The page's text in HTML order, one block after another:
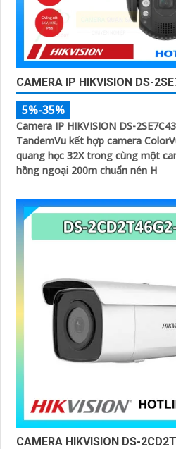
CAMERA IP HIKVISION DS-
5%-35%
Camera IP HIKVISION DS-
TandemVu kết hợp camera
quang học 32X trong cùng một
hồng ngoại 200m chuẩn nén H
CAMERA HIKVISION DS-